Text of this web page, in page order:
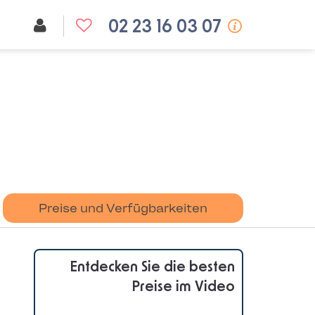
02 23 16 03 07
Preise und Verfügbarkeiten
Entdecken Sie die besten
Preise im Video